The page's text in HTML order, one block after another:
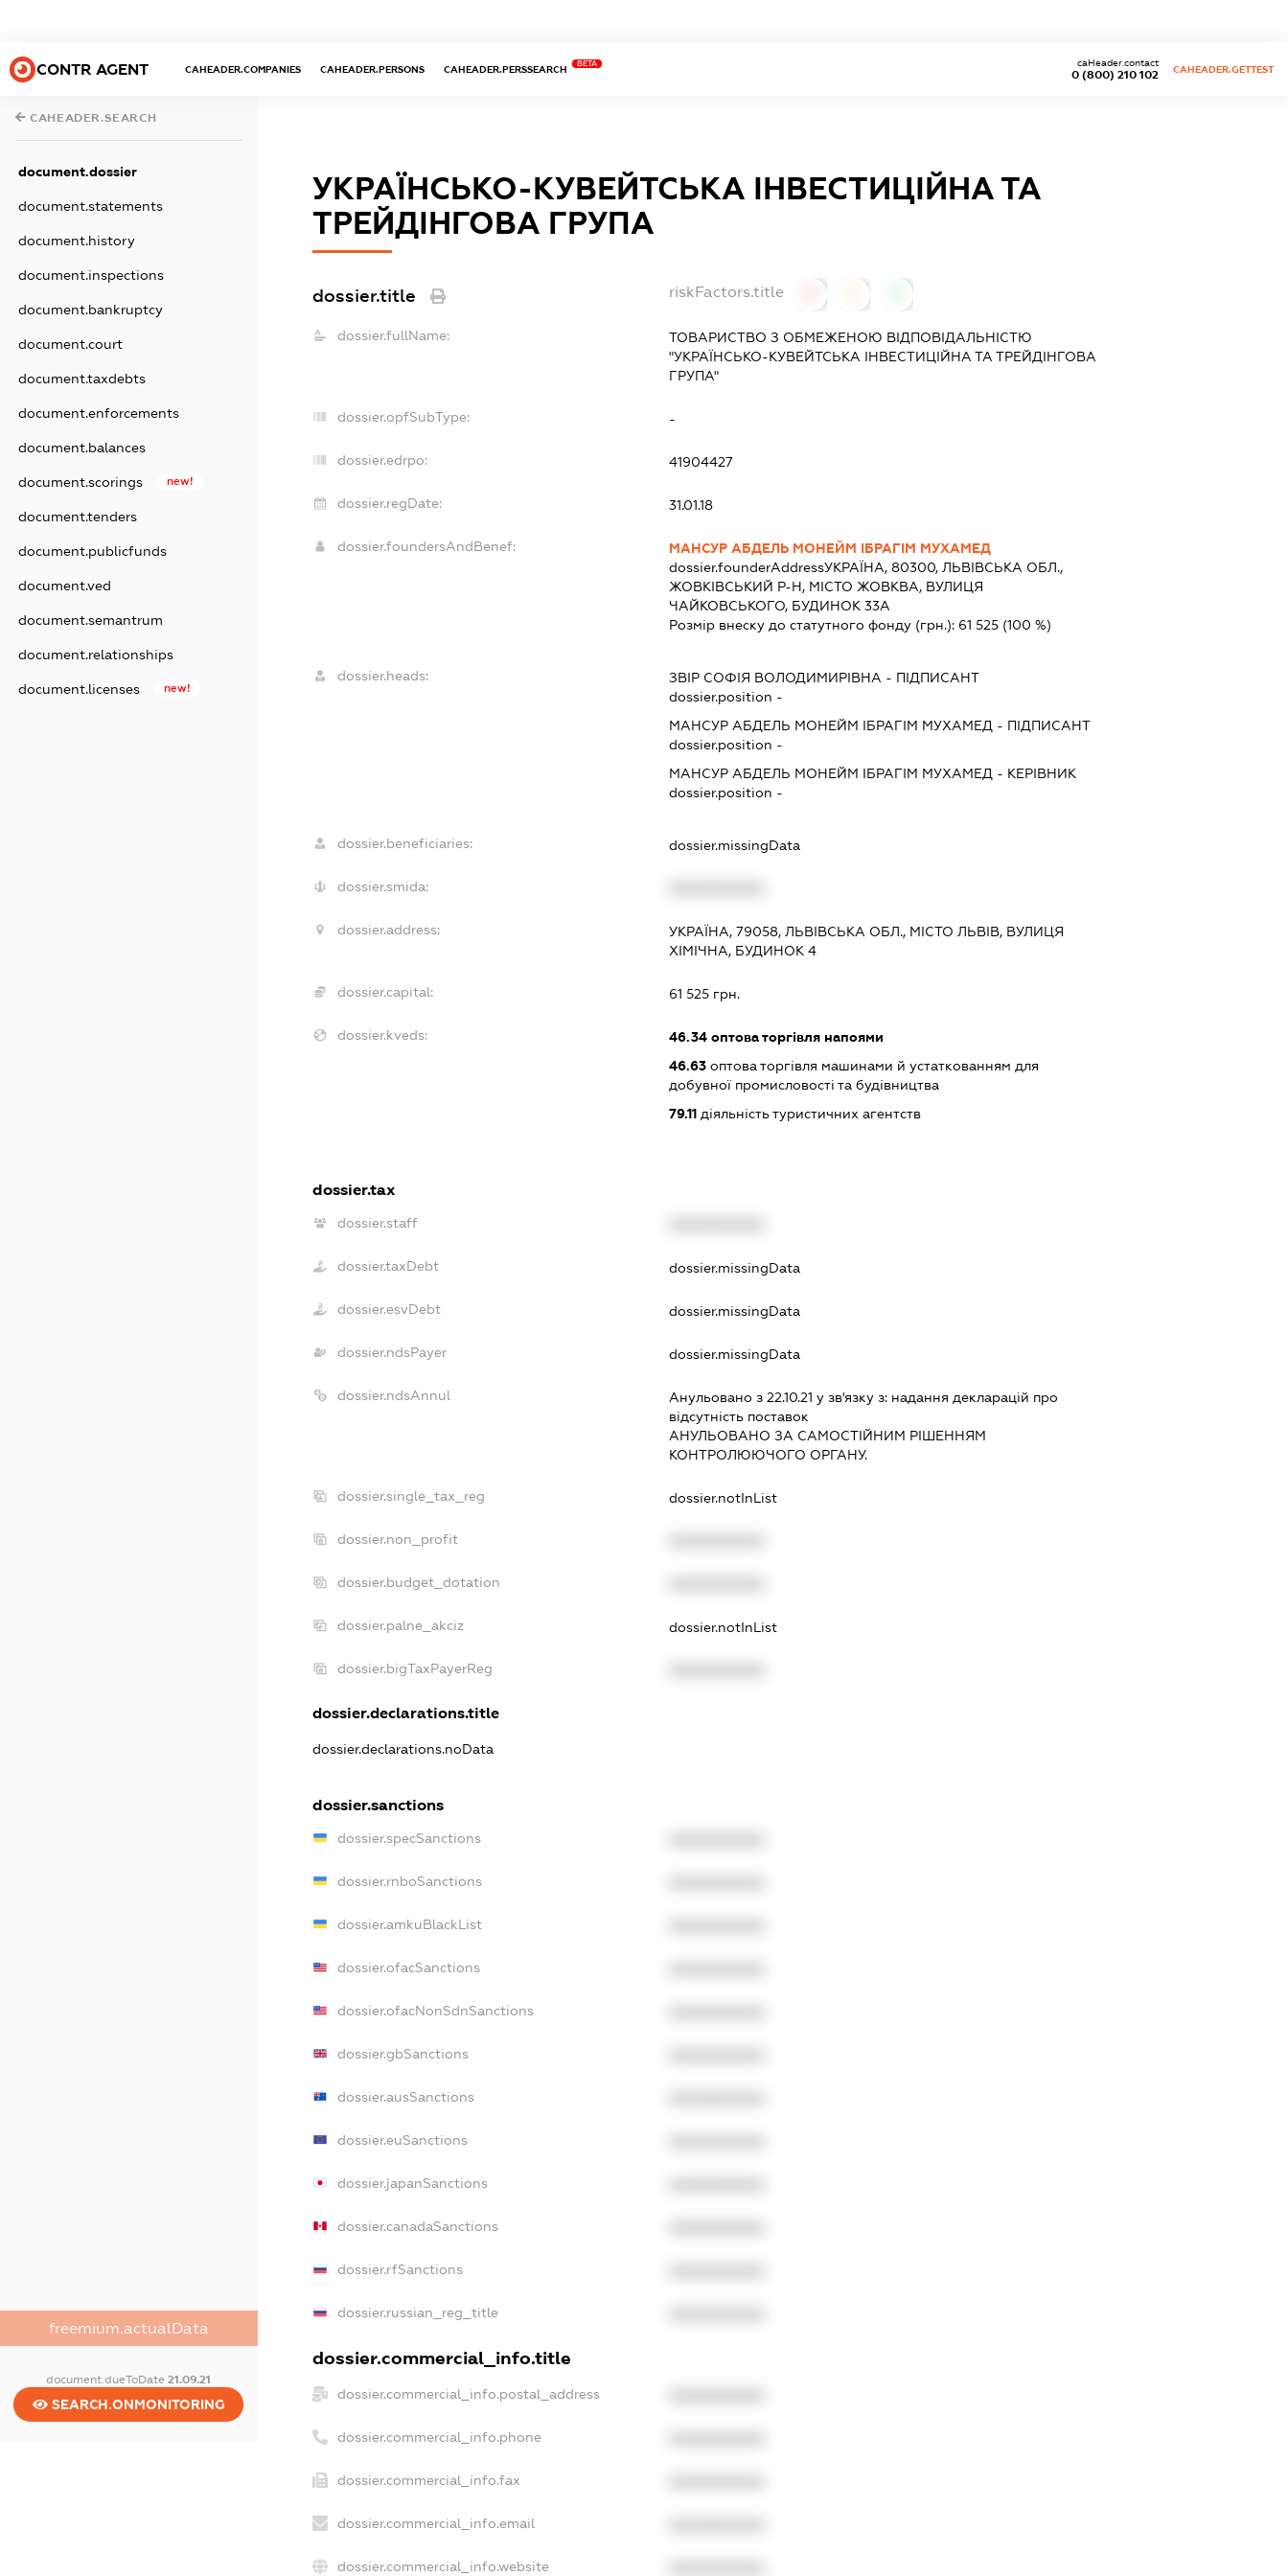
CONTR AGENT CAHEADER.COMPANIES CAHEADER.PERSONS CAHEADER.PERSSEARCH
BETA
0 (800) 210 102
caHeader.contact
CAHEADER.GETTEST
CAHEADER.SEARCH
document.dossier
document.statements
document.history
document.inspections
document.bankruptcy
document.court
document.taxdebts
document.enforcements
document.balances
document.scorings new!
document.tenders
document.publicfunds
document.ved
document.semantrum
document.relationships
document.licenses new!
freemium.actualData
document.dueToDate21.09.21
SEARCH.ONMONITORING
УКРАЇНСЬКО-КУВЕЙТСЬКА ІНВЕСТИЦІЙНА ТА
ТРЕЙДІНГОВА ГРУПА
dossier.title riskFactors.title
dossier.fullName:
ТОВАРИСТВО З ОБМЕЖЕНОЮ ВІДПОВІДАЛЬНІСТЮ
"УКРАЇНСЬКО-КУВЕЙТСЬКА ІНВЕСТИЦІЙНА ТА ТРЕЙДІНГОВА
ГРУПА"
dossier.opfSubType: -
dossier.edrpo: 41904427
dossier.regDate: 31.01.18
dossier.foundersAndBenef:
МАНСУР АБДЕЛЬ МОНЕЙМ ІБРАГІМ МУХАМЕД
dossier.founderAddressУКРАЇНА, 80300, ЛЬВІВСЬКА ОБЛ.,
ЖОВКІВСЬКИЙ Р-Н, МІСТО ЖОВКВА, ВУЛИЦЯ
ЧАЙКОВСЬКОГО, БУДИНОК 33А
Розмір внеску до статутного фонду (грн.): 61 525(100 %)
dossier.heads: ЗВІР СОФІЯ ВОЛОДИМИРІВНА - ПІДПИСАНТ
dossier.position -
МАНСУР АБДЕЛЬ МОНЕЙМ ІБРАГІМ МУХАМЕД- ПІДПИСАНТ
dossier.position -
МАНСУР АБДЕЛЬ МОНЕЙМ ІБРАГІМ МУХАМЕД- КЕРІВНИК
dossier.position -
dossier.beneficiaries: dossier.missingData
dossier.smida:
dossier.address:
УКРАЇНА, 79058, ЛЬВІВСЬКА ОБЛ., МІСТО ЛЬВІВ, ВУЛИЦЯ
ХІМІЧНА, БУДИНОК 4
dossier.capital: 61 525 грн.
dossier.kveds: 46.34оптова торгівля напоями
46.63оптова торгівля машинами й устаткованням для
добувної промисловості та будівництва
79.11діяльність туристичних агентств
dossier.tax
dossier.staff
dossier.taxDebt dossier.missingData
dossier.esvDebt dossier.missingData
dossier.ndsPayer dossier.missingData
dossier.ndsAnnul Анульовано з 22.10.21 у зв'язку з: надання декларацiй про
вiдсутнiсть поставок
АНУЛЬОВАНО ЗА САМОСТIЙНИМ РIШЕННЯМ
КОНТРОЛЮЮЧОГО ОРГАНУ.
dossier.single_tax_reg dossier.notInList
dossier.non_profit
dossier.budget_dotation
dossier.palne_akciz dossier.notInList
dossier.bigTaxPayerReg
dossier.declarations.title
dossier.declarations.noData
dossier.sanctions
dossier.specSanctions
dossier.rnboSanctions
dossier.amkuBlackList
dossier.ofacSanctions
dossier.ofacNonSdnSanctions
dossier.gbSanctions
dossier.ausSanctions
dossier.euSanctions
dossier.japanSanctions
dossier.canadaSanctions
dossier.rfSanctions
dossier.russian_reg_title
dossier.commercial_info.title
dossier.commercial_info.postal_address
dossier.commercial_info.phone
dossier.commercial_info.fax
dossier.commercial_info.email
dossier.commercial_info.website